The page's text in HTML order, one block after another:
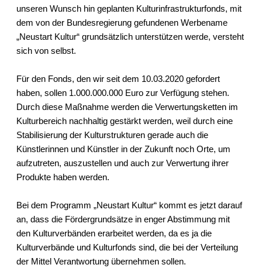
unseren Wunsch hin geplanten Kulturinfrastrukturfonds, mit
dem von der Bundesregierung gefundenen Werbename
„Neustart Kultur“ grundsätzlich unterstützen werde, versteht
sich von selbst.
Für den Fonds, den wir seit dem 10.03.2020 gefordert
haben, sollen 1.000.000.000 Euro zur Verfügung stehen.
Durch diese Maßnahme werden die Verwertungsketten im
Kulturbereich nachhaltig gestärkt werden, weil durch eine
Stabilisierung der Kulturstrukturen gerade auch die
Künstlerinnen und Künstler in der Zukunft noch Orte, um
aufzutreten, auszustellen und auch zur Verwertung ihrer
Produkte haben werden.
Bei dem Programm „Neustart Kultur“ kommt es jetzt darauf
an, dass die Fördergrundsätze in enger Abstimmung mit
den Kulturverbänden erarbeitet werden, da es ja die
Kulturverbände und Kulturfonds sind, die bei der Verteilung
der Mittel Verantwortung übernehmen sollen.